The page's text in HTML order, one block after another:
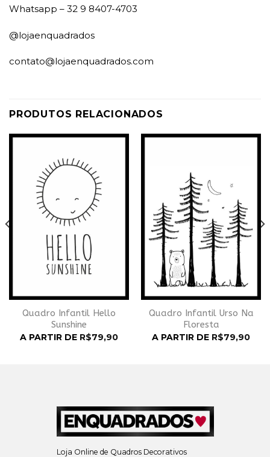
Whatsapp – 32 9 8407-4703
@lojaenquadrados
contato@lojaenquadrados.com
PRODUTOS RELACIONADOS
Adicionar
Quadro Infantil Hello
Sunshine
A PARTIR DE R$79,90
Adicionar
Quadro Infantil Urso Na
Floresta
A PARTIR DE R$79,90
Loja Online de Quadros Decorativos